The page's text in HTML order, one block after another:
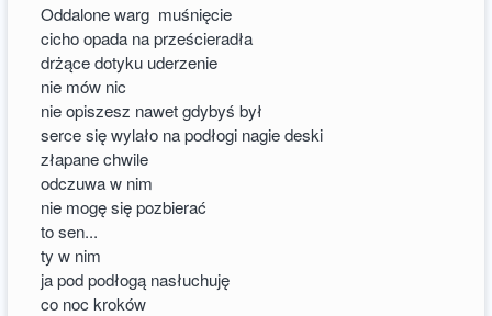
Oddalone warg muśnięcie
cicho opada na prześcieradła
drżące dotyku uderzenie
nie mów nic
nie opiszesz nawet gdybyś był
serce się wylało na podłogi nagie deski
złapane chwile
odczuwa w nim
nie mogę się pozbierać
to sen...
ty w nim
ja pod podłogą nasłuchuję
co noc kroków